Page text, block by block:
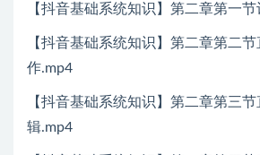
【抖音基础系统知识】第二章第一
【抖音基础系统知识】第二章第二
作.mp4
【抖音基础系统知识】第二章第三
辑.mp4